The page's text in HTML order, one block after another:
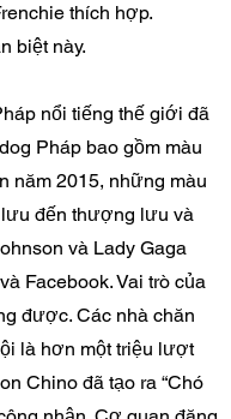
thích hợp.
biệt này.
nổi tiếng thế giới đã
Pháp bao gồm màu
năm 2015, những màu
lưu đến thượng lưu và
và Lady Gaga
Facebook. Vai trò của
được. Các nhà chăn
là hơn một triệu lượt
Chino đã tạo ra “Chó